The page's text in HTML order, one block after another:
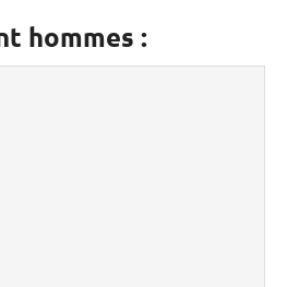
hommes :